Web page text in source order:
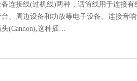
连接线(过机线)两种，话筒线用于连接
、周边设备和功放等电子设备。连接音
(Cannon),这种插…